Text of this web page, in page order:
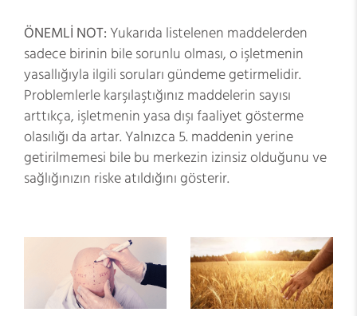
ÖNEMLİ NOT: Yukarıda listelenen maddelerden
sadece birinin bile sorunlu olması, o işletmenin
yasallığıyla ilgili soruları gündeme getirmelidir.
Problemlerle karşılaştığınız maddelerin sayısı
arttıkça, işletmenin yasa dışı faaliyet gösterme
olasılığı da artar. Yalnızca 5. maddenin yerine
getirilmemesi bile bu merkezin izinsiz olduğunu ve
sağlığınızın riske atıldığını gösterir.